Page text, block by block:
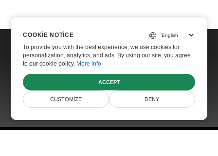
Home
Contact
Websites
COOKIE NOTICE
To provide you with the best experience, we use cookies for
personalization, analytics, and ads. By using our site, you agree
to our cookie policy. More info
ACCEPT
CUSTOMIZE DENY
COOKIE NOTICE
To provide you with the best experience, we use cookies for
personalization, analytics, and ads. By using our site, you agree
to our cookie policy. More info
ACCEPT
CUSTOMIZE DENY